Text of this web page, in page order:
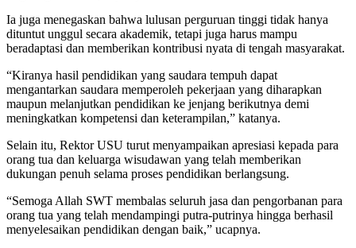
Ia juga menegaskan bahwa lulusan perguruan tinggi tidak hanya
dituntut unggul secara akademik, tetapi juga harus mampu
beradaptasi dan memberikan kontribusi nyata di tengah masyarakat.
“Kiranya hasil pendidikan yang saudara tempuh dapat
mengantarkan saudara memperoleh pekerjaan yang diharapkan
maupun melanjutkan pendidikan ke jenjang berikutnya demi
meningkatkan kompetensi dan keterampilan,” katanya.
Selain itu, Rektor USU turut menyampaikan apresiasi kepada para
orang tua dan keluarga wisudawan yang telah memberikan
dukungan penuh selama proses pendidikan berlangsung.
“Semoga Allah SWT membalas seluruh jasa dan pengorbanan para
orang tua yang telah mendampingi putra-putrinya hingga berhasil
menyelesaikan pendidikan dengan baik,” ucapnya.